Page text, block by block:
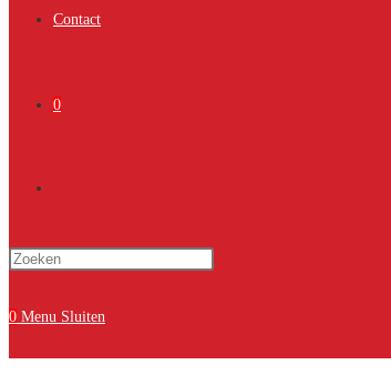
Contact
0
site
0 Menu Sluiten